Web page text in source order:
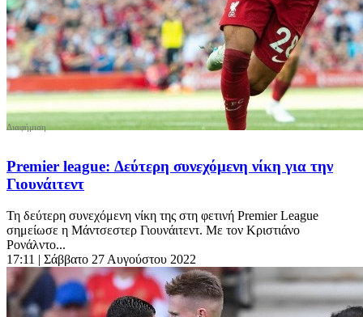
Premier league: Δεύτερη συνεχόμενη νίκη για την
Γιουνάιτεντ
Τη δεύτερη συνεχόμενη νίκη της στη φετινή Premier League
σημείωσε η Μάντσεστερ Γιουνάιτεντ. Με τον Κριστιάνο
Ρονάλντο...
17:11 | Σάββατο 27 Αυγούστου 2022